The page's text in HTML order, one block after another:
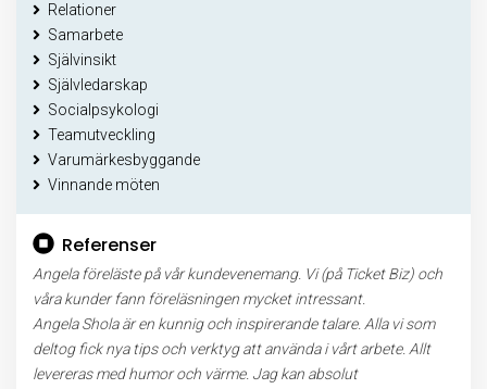
Relationer
Samarbete
Självinsikt
Självledarskap
Socialpsykologi
Teamutveckling
Varumärkesbyggande
Vinnande möten
Referenser
Angela föreläste på vår kundevenemang. Vi (på Ticket Biz) och
våra kunder fann föreläsningen mycket intressant.
Angela Shola är en kunnig och inspirerande talare. Alla vi som
deltog fick nya tips och verktyg att använda i vårt arbete. Allt
levereras med humor och värme. Jag kan absolut